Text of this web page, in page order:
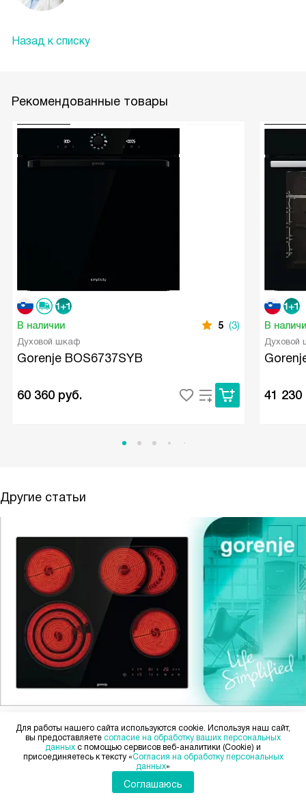
Назад к списку
Рекомендованные товары
В наличии 5 (3)
Духовой шкаф
Gorenje BOS6737SYB
60 360 руб.
В
Духовой
41 230
Другие статьи
Чем отличается индукционная варочная панель Gorenje
от электрической?
Для работы нашего сайта используются cookie. Используя наш сайт,
вы предоставляете согласие на обработку ваших персональных
данных с помощью сервисов веб-аналитики (Cookie) и
присоединяетесь к тексту «Согласия на обработку персональных
данных»
Соглашаюсь